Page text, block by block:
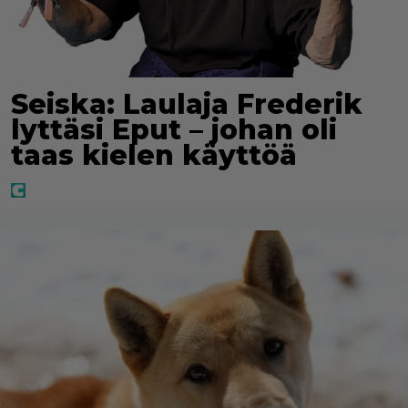
Seiska: Laulaja Frederik
lyttäsi Eput – johan oli
taas kielen käyttöä